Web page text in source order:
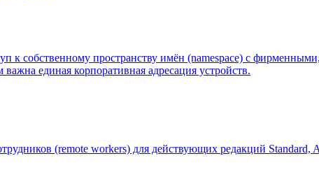
к собственному пространству имён (namespace) с
единая корпоративная адресация устройств.
(remote workers) для действующих редакций